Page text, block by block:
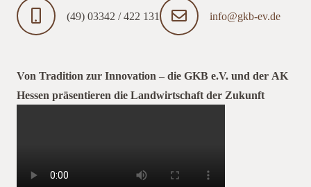
(49) 03342 / 422 131 info@gkb-ev.de
Von Tradition zur Innovation – die GKB e.V. und der AK
Hessen präsentieren die Landwirtschaft der Zukunft